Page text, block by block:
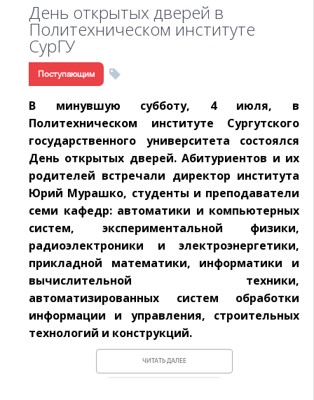
День открытых дверей в
Политехническом институте
СурГУ
Поступающим
В минувшую субботу, 4 июля, в
Политехническом институте Сургутского
государственного университета состоялся
День открытых дверей. Абитуриентов и их
родителей встречали директор института
Юрий Мурашко, студенты и преподаватели
семи кафедр: автоматики и компьютерных
систем, экспериментальной физики,
радиоэлектроники и электроэнергетики,
прикладной математики, информатики и
вычислительной техники,
автоматизированных систем обработки
информации и управления, строительных
технологий и конструкций.
ЧИТАТЬ ДАЛЕЕ